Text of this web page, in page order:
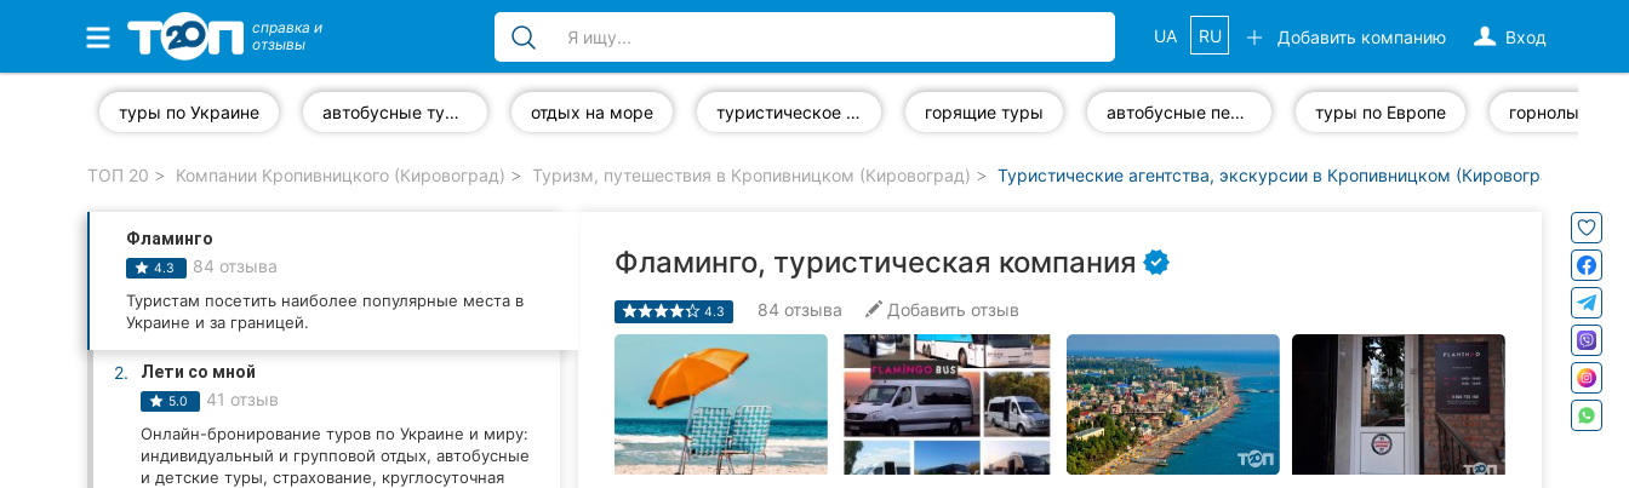
Избранные компании
Стоматологии
Частные клиники
Ветеринарные клиники
Автошколы
справка и
отзывы
Вход
Добавить компанию
UA RU
туры по Украине автобусные туры отдых на море туристическое страхование горящие туры автобусные перевозки туры по Европе
ТОП 20 Компании Кропивницкого (Кировоград) Туризм, путешествия в Кропивницком (Кировоград) Туристические агентства, экскурсии в Кропивницком (Кировоград)
Фламинго
4.3 84 отзыва
Туристам посетить наиболее популярные места в
Украине и за границей.
2. Лети со мной
5.0 41 отзыв
Онлайн-бронирование туров по Украине и миру:
индивидуальный и групповой отдых, автобусные
и детские туры, страхование, круглосуточная
Фламинго, туристическая компания
4.3 84 отзыва Добавить отзыв